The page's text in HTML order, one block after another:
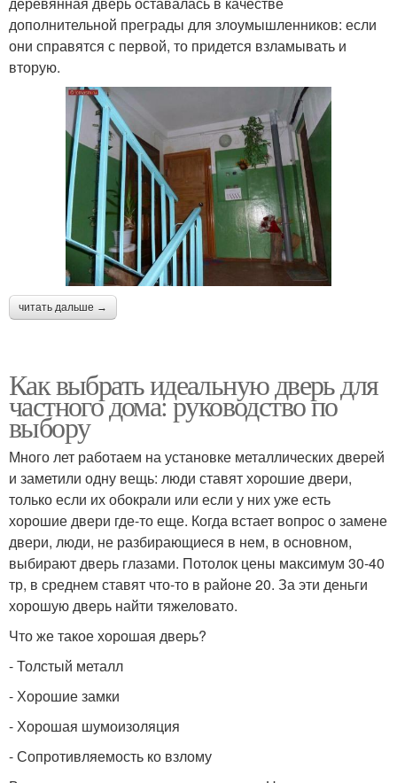
дополнительной преграды для злоумышленников: если
они справятся с первой, то придется взламывать и
вторую.
читать дальше →
Как выбрать идеальную дверь для
частного дома: руководство по
выбору
Много лет работаем на установке металлических дверей
и заметили одну вещь: люди ставят хорошие двери,
только если их обокрали или если у них уже есть
хорошие двери где-то еще. Когда встает вопрос о замене
двери, люди, не разбирающиеся в нем, в основном,
выбирают дверь глазами. Потолок цены максимум 30-40
тр, в среднем ставят что-то в районе 20. За эти деньги
хорошую дверь найти тяжеловато.
Что же такое хорошая дверь?
- Толстый металл
- Хорошие замки
- Хорошая шумоизоляция
- Сопротивляемость ко взлому